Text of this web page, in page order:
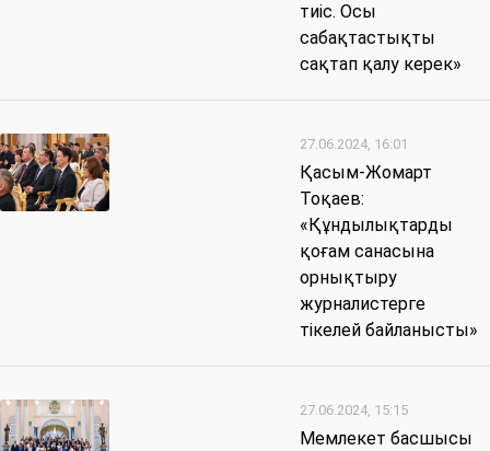
тиіс. Осы
сабақтастықты
сақтап қалу керек»
27.06.2024, 16:01
Қасым-Жомарт
Тоқаев:
«Құндылықтарды
қоғам санасына
орнықтыру
журналистерге
тікелей байланысты»
27.06.2024, 15:15
Мемлекет басшысы